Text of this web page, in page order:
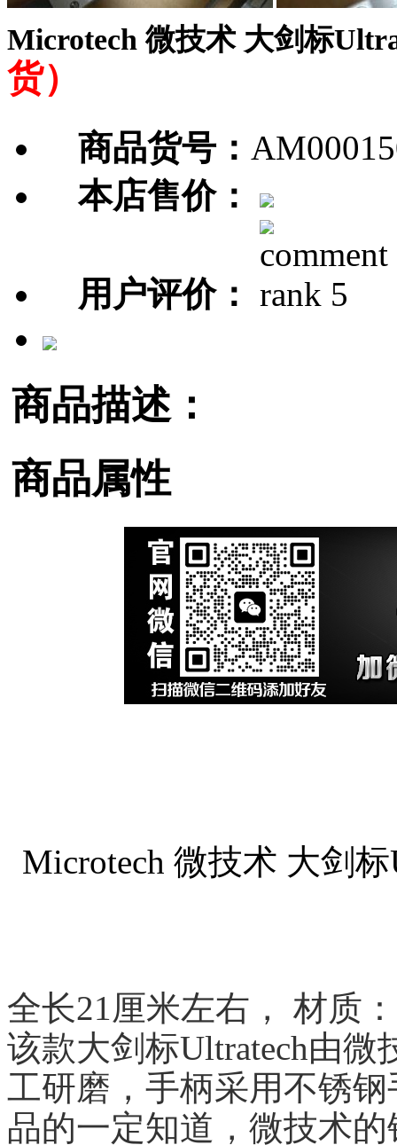
Microtech 微技术 大剑标
货）
商品货号：
本店售价：
用户评价：
商品描述：
商品属性
Microtech 微技术 大剑
全长21厘米左右， 材质
该款大剑标Ultratech由微
工研磨，手柄采用不锈
品的一定知道，微技术